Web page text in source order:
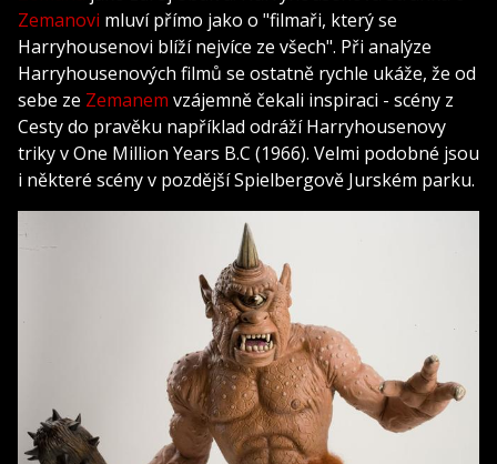
Zemanovi mluví přímo jako o "filmaři, který se
Harryhousenovi blíží nejvíce ze všech". Při analýze
Harryhousenových filmů se ostatně rychle ukáže, že od
sebe ze Zemanem vzájemně čekali inspiraci - scény z
Cesty do pravěku například odráží Harryhousenovy
triky v One Million Years B.C (1966). Velmi podobné jsou
i některé scény v pozdější Spielbergově Jurském parku.